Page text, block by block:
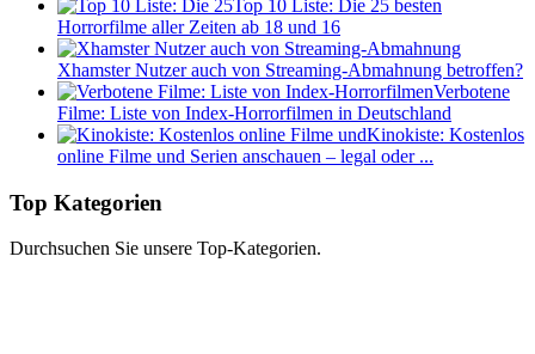
Top 10 Liste: Die 25 besten
Horrorfilme aller Zeiten ab 18 und 16
Xhamster Nutzer auch von Streaming-Abmahnung betroffen?
Verbotene
Filme: Liste von Index-Horrorfilmen in Deutschland
Kinokiste: Kostenlos
online Filme und Serien anschauen – legal oder ...
Top Kategorien
Durchsuchen Sie unsere Top-Kategorien.